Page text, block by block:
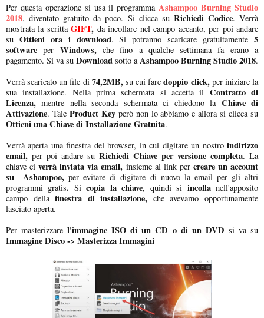
Per questa operazione si usa il programma Ashampoo Burning Studio
2018, diventato gratuito da poco. Si clicca suRichiedi Codice. Verrà
mostrata la scrittaGIFT, da incollare nel campo accanto, per poi andare
su Ottieni ora i download. Si potranno scaricare gratuitamente 5
software per Windows, che fino a qualche settimana fa erano a
pagamento. Si va su Download sotto aAshampoo Burning Studio 2018.
Verrà scaricato un file di74,2MB, su cui faredoppio click, per iniziare la
sua installazione. Nella prima schermata si accetta il Contratto di
Licenza, mentre nella seconda schermata ci chiedono la Chiave di
Attivazione. Tale Product Keyperò non lo abbiamo e allora si clicca su
Ottieni una Chiave di Installazione Gratuita.
Verrà aperta una finestra del browser, in cui digitare un nostro indirizzo
email, per poi andare su Richiedi Chiave per versione completa. La
chiave civerrà inviata via email, insieme al link percreare un account
su Ashampoo,per evitare di digitare di nuovo la email per gli altri
programmi gratis. Sicopia la chiave, quindi si incollanell'apposito
campo dellafinestra di installazione, che avevamo opportunamente
lasciato aperta.
Per masterizzarel'immagine ISO di un CD o di un DVD si va su
Immagine Disco -> Masterizza Immagini